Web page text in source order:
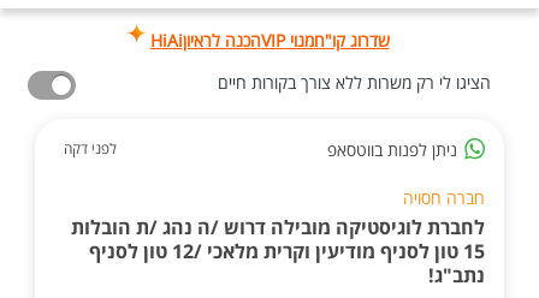
שדרוג קו"חמנוי VIP הכנה לראיוןHiAi
הציגו לי רק משרות ללא צורך בקורות חיים
ניתן לפנות בווטסאפ לפני דקה
חברה חסויה
לחברת לוגיסטיקה מובילה דרוש /ה נהג /ת הובלות
15 טון לסניף מודיעין וקרית מלאכי /12 טון לסניף
נתב"ג!